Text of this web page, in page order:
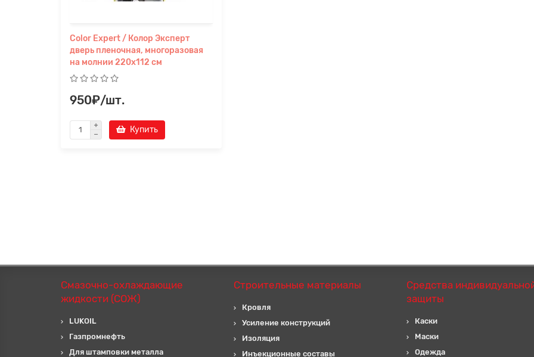
Color Expert / Колор Эксперт
дверь пленочная, многоразовая
на молнии 220х112 см
950₽/шт.
Купить
Смазочно-охлаждающие
жидкости (СОЖ)
LUKOIL
Газпромнефть
Для штамповки металла
Строительные материалы
Кровля
Усиление конструкций
Изоляция
Инъекционные составы
Средства
защиты
Каски
Маски
Одежда